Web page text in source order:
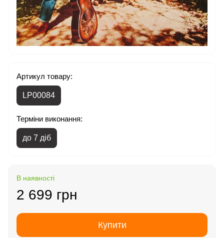
Артикул товару:
LP00084
Терміни виконання:
до 7 діб
В наявності
2 699 грн
Купити